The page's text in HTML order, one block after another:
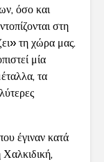
όσο και
στη
τη χώρα μας.
μία
τα
έγιναν κατά
Χαλκιδική,